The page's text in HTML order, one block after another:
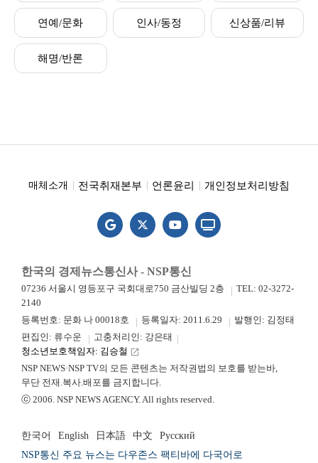
연예/문화 인사/동정 신상품/리뷰
해명/반론
매체소개 전국취재본부 언론윤리 개인정보처리방침
한국의 경제뉴스통신사 - NSP통신
07236 서울시 영등포구 국회대로750 금산빌딩 2층
TEL: 02-3272-
2140
등록번호: 문화 나 00018호
등록일자: 2011.6.29
발행인: 김정태
편집인: 류수운
고충처리인: 강은태
청소년보호책임자: 김승철 launch
NSP NEWS·NSP TV의 모든 콘텐츠는 저작권법의 보호를 받는바,
무단 전재.복사.배포를 금지합니다.
ⓒ 2006. NSP NEWS AGENCY. All rights reserved.
한국어 English 日本語 中文
Русский
NSP통신 주요 뉴스는 다우존스 팩티바에 다국어로